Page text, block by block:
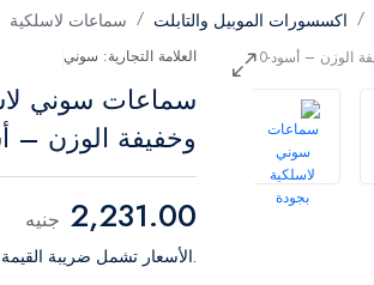
اكسسورات الموبيل والتابلت سماعات لاسلكية
العلامة التجارية: سوني
سماعات سوني
وخفيفة الوزن –
2,231.00 جنيه
.الأسعار تشمل ضريبة